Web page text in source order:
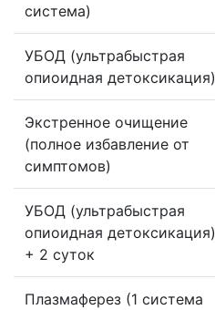
система)
УБОД (ультрабыстрая
опиоидная детоксикация)
Экстренное очищение
(полное избавление от
симптомов)
УБОД (ультрабыстрая
опиоидная детоксикация)
+ 2 суток
Плазмаферез (1 система